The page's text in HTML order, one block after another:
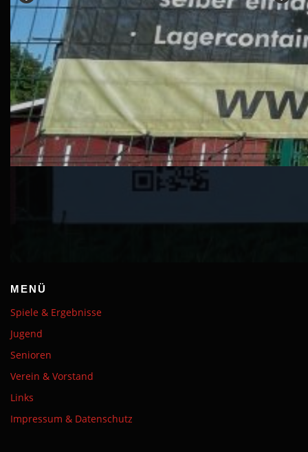
MENÜ
Spiele & Ergebnisse
Jugend
Senioren
Verein & Vorstand
Links
Impressum & Datenschutz